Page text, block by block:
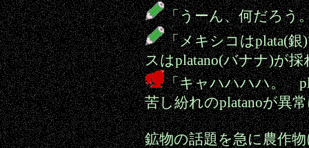
「うーん、何だろう
「メキシコはplata(
スはplatano(バナナ)が採
「キャハハハハ。
苦し紛れのplatanoが異
鉱物の話題を急に農作